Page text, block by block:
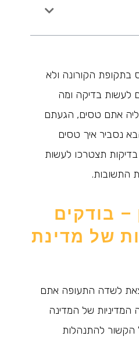
בתקופת הקורונה ולא
לעשות בדיקה ומה
אתם טסים, הגעתם
נסביר איך טסים
תצטרכו לעשות
התשובות.
בודקים
של מדינת
לשדה התעופה אתם
המדיניות של המדינה
להתנהלות